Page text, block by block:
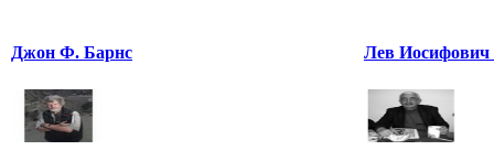
Джон Ф. Барнс Лев Иосифович